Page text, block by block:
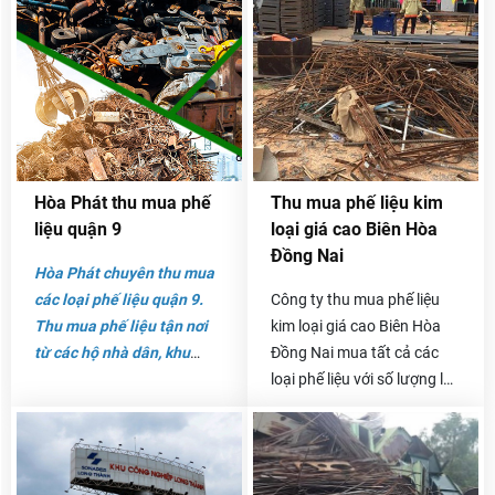
độ đô thị hóa cao, dân cư
đông đúc và nhiều nhà
máy. Với sự phát triển đó
thì lĩnh vực mua bán phế
liệu đang phát triển.
Đức. Với đội ngũ làm việc
chuyên nghiệp luôn hướng
tới các dịch vụ tiện ích nhất
cho khách hàng.
Hòa Phát thu mua phế
liệu quận 9
Hòa Phát chuyên thu mua
các loại phế liệu quận 9.
Thu mua phế liệu tận nơi
từ các hộ nhà dân, khu
máy. Với nhiều loại phế
liệu: phế liệu giấy thùng,
phế liệu sắt vụn, phế liệu
Thu mua phế liệu kim
loại giá cao Biên Hòa
Đồng Nai
Công ty thu mua phế liệu
kim loại giá cao Biên Hòa
Đồng Nai mua tất cả các
loại phế liệu với số lượng lớn
như sắt phế liệu, sắt thừa
công trình, nhựa thu mua
phế liệu, đồng, nhôm phế